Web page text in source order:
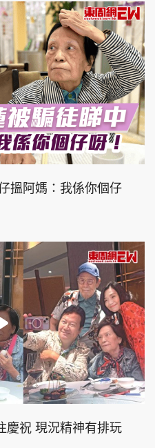
慶祝 現況精神有排玩